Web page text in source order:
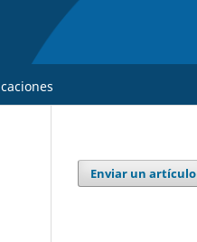
Enviar un artículo